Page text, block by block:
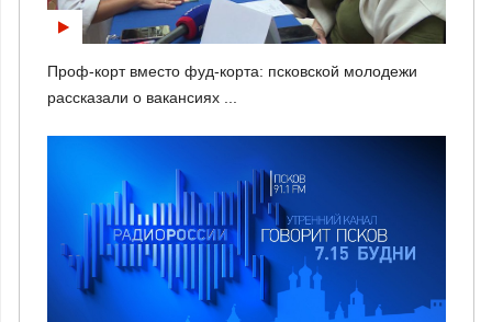
Проф-корт вместо фуд-корта: псковской молодежи
рассказали о вакансиях ...